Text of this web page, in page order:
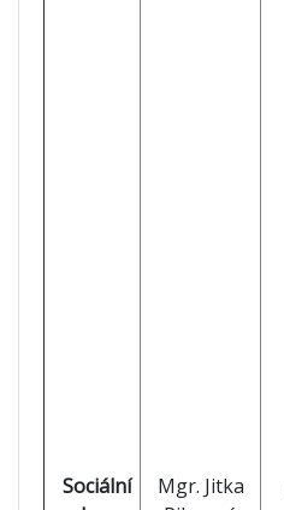
Sociální
Mgr. Jitka